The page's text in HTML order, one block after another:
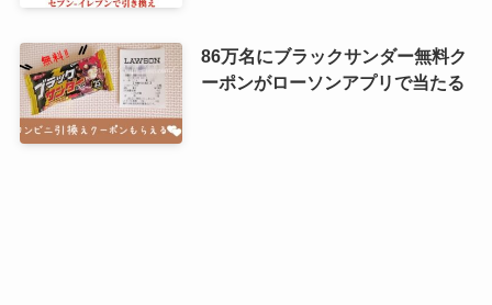
86万名にブラックサンダー無料ク
ーポンがローソンアプリで当たる